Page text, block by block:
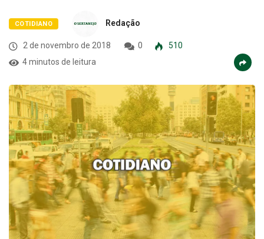
COTIDIANO Redação
2 de novembro de 2018 0
510
4 minutos de leitura